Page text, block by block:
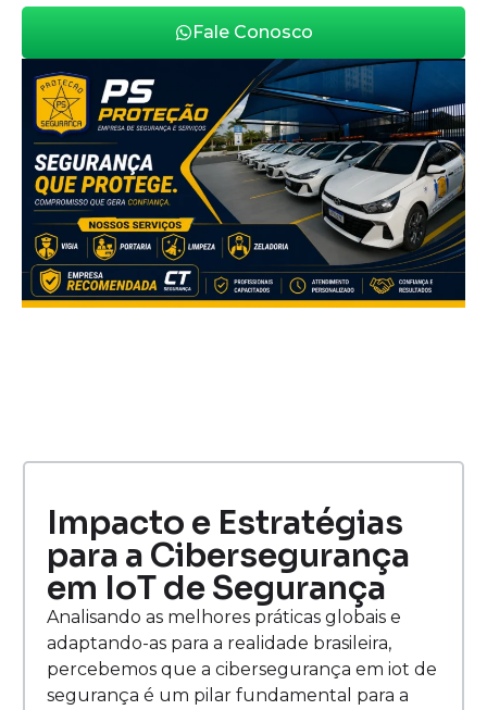
Fale Conosco
Impacto e Estratégias
para a Cibersegurança
em IoT de Segurança
Analisando as melhores práticas globais e
adaptando-as para a realidade brasileira,
percebemos que a cibersegurança em iot de
segurança é um pilar fundamental para a